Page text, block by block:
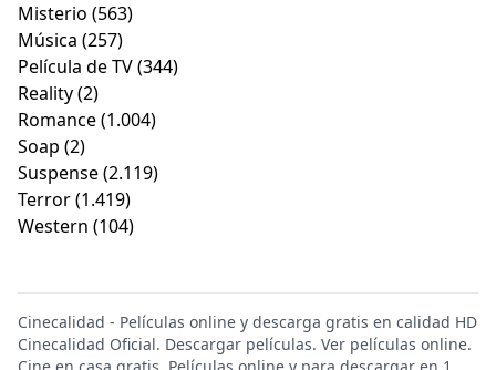
Misterio (563)
Música (257)
Película de TV(344)
Reality(2)
Romance(1.004)
Soap (2)
Suspense(2.119)
Terror(1.419)
Western (104)
Cinecalidad - Películas online y descarga gratis en calidad HD
Cinecalidad Oficial. Descargar películas. Ver películas online.